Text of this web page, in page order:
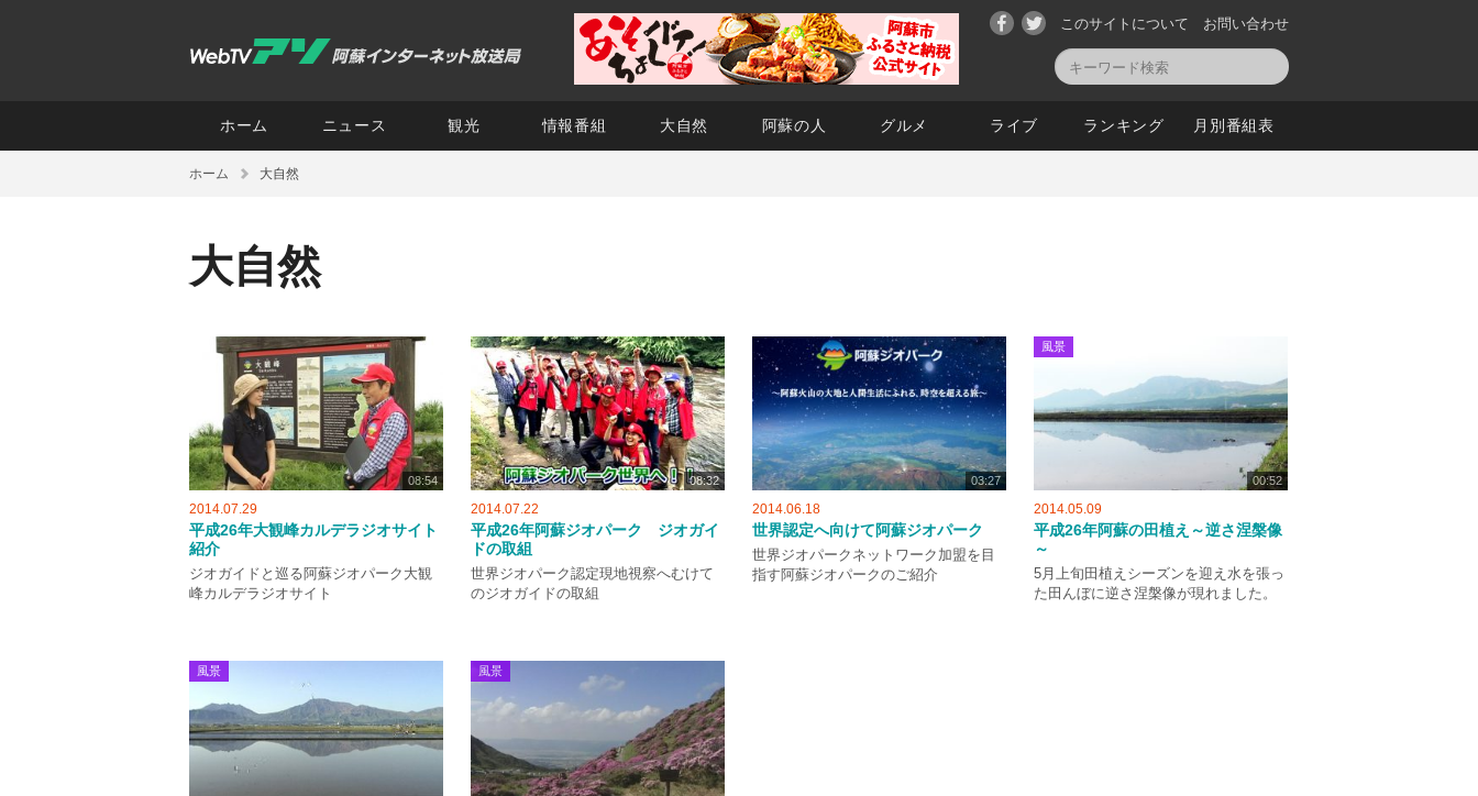
お問い合わせ
このサイトについて
ホーム ニュース 観光 情報番組 大自然 阿蘇の人 グルメ ライブ ランキング 月別番組表
ホーム 大自然
大自然
08:54
2014.07.29
平成26年大観峰カルデラジオサイト
紹介
ジオガイドと巡る阿蘇ジオパーク大観
峰カルデラジオサイト
08:32
2014.07.22
平成26年阿蘇ジオパーク ジオガイ
ドの取組
世界ジオパーク認定現地視察へむけて
のジオガイドの取組
03:27
2014.06.18
世界認定へ向けて阿蘇ジオパーク
世界ジオパークネットワーク加盟を目
指す阿蘇ジオパークのご紹介
風景
00:52
2014.05.09
平成26年阿蘇の田植え～逆さ涅槃像
～
5月上旬田植えシーズンを迎え水を張っ
た田んぼに逆さ涅槃像が現れました。
風景 風景